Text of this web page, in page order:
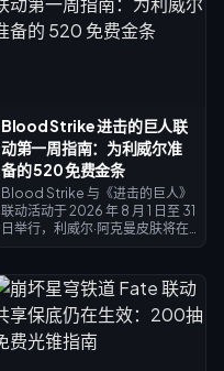
查您的余额，参考下方的优先级
列表，并利用每日 25 钻石的单抽
Blood Strike 进击的巨人联
动第一周指南：为利威尔准
备的 520 免费金条
Blood Strike 与《进击的巨人》
联动活动于 2026 年 8 月 1 日至 31
日举行，利威尔·阿克曼皮肤将在
突击通行证（2026 年 7 月 15 日 –
8 月 14 日）在满级时可返还 520
金条——足以购买精英通行证或用
于抽取利威尔。这份 Blood
Strike 进击的巨人联动第一周指